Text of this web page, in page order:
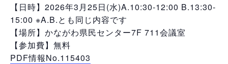
【日時】2026年3月25日(水)A.10:30-12:00 B.13:30-
15:00 ※A.B.とも同じ内容です
【場所】かながわ県民センター7F 711会議室
【参加費】無料
PDF情報No.115403